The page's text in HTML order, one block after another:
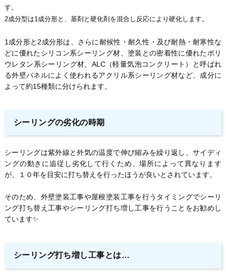
す。
2成分型は1成分形と、基剤と硬化剤を混合し反応により硬化します。
1成分形と2成分形は、さらに耐候性・耐久性・及び耐熱・耐寒性な
どに優れたシリコン系シーリング材、塗装との密着性に優れたポリ
ウレタン系シーリング材、ALC（軽量気泡コンクリート）と呼ばれ
る外壁パネルによく使われるアクリル系シーリング材など、成分に
よって約15種類に分けられます。
シーリングの劣化の時期
シーリングは紫外線と外気の温度で伸び縮みを繰り返し、サイディ
ングの動きに追従し劣化して行くため、場所によって異なります
が、１０年を目安に打ち替えを行ったほうが良いとされています。
そのため、外壁塗装工事や屋根塗装工事を行うタイミングでシーリ
ング打ち替え工事やシーリング打ち増し工事を行うことをお勧めし
ています✨
シーリング打ち増し工事とは…